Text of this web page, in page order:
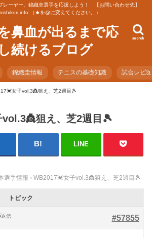
レーヤー、錦織圭選手を応援しよう！ 【お問い合わせ先】
（★を@に変えてください。）
鼻血が出るまで応
続けるブログ
search
錦織圭情報 テニスの基礎知識 試合レビ
女子vol.3👸狙え、芝2週目🎾
狙え、芝2週目🎾
LINE
選手情報 › WB2017💓女子vol.3👸狙え、芝2週目🎾
トピック
#57855
返信